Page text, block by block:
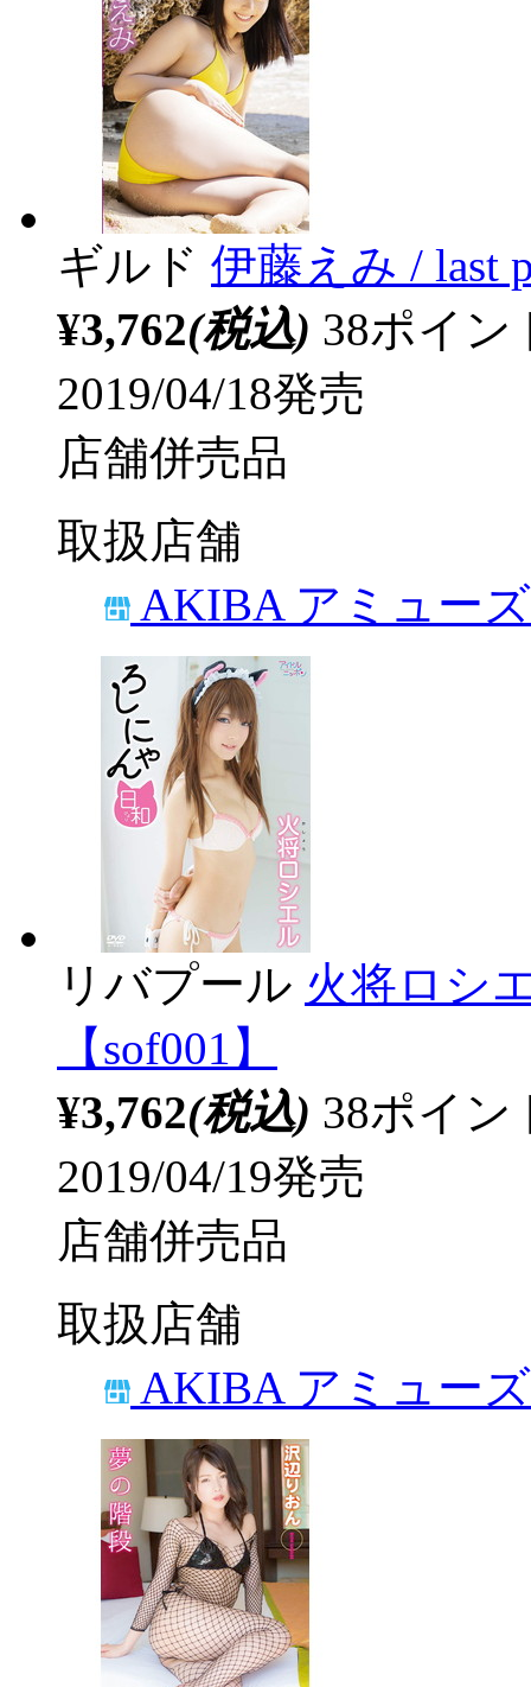
ギルド 伊藤えみ / last
¥3,762(税込) 38ポイ
2019/04/18発売
店舗併売品
取扱店舗
AKIBA アミュー
リバプール 火将ロシ
【sof001】
¥3,762(税込) 38ポイ
2019/04/19発売
店舗併売品
取扱店舗
AKIBA アミュー